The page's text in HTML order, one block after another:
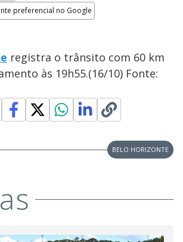
preferencial no Google
registra o trânsito com 60 km
às 19h55.(16/10) Fonte:
BELO HORIZONTE